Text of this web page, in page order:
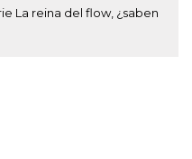
La reina del flow, ¿saben